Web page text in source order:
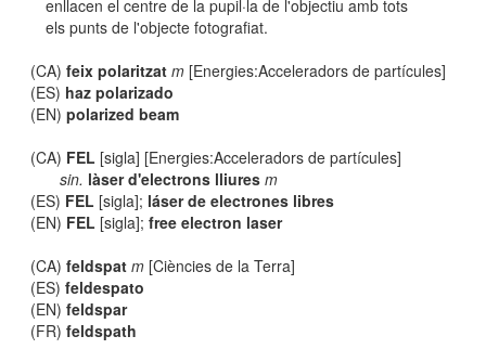
enllacen el centre de la pupil·la de l'objectiu amb tots
els punts de l'objecte fotografiat.
(CA)feix polaritzat m [Energies:Acceleradors de partícules]
(ES) haz polarizado
(EN)polarized beam
(CA) FEL [sigla] [Energies:Acceleradors de partícules]
sin. làser d'electrons lliures m
(ES) FEL [sigla]; láser de electrones libres
(EN) FEL [sigla];free electron laser
(CA)feldspat m [Ciències de la Terra]
(ES)feldespato
(EN)feldspar
(FR)feldspath